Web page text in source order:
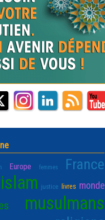
Europe femmes France
islam justice livres monde
musulmans